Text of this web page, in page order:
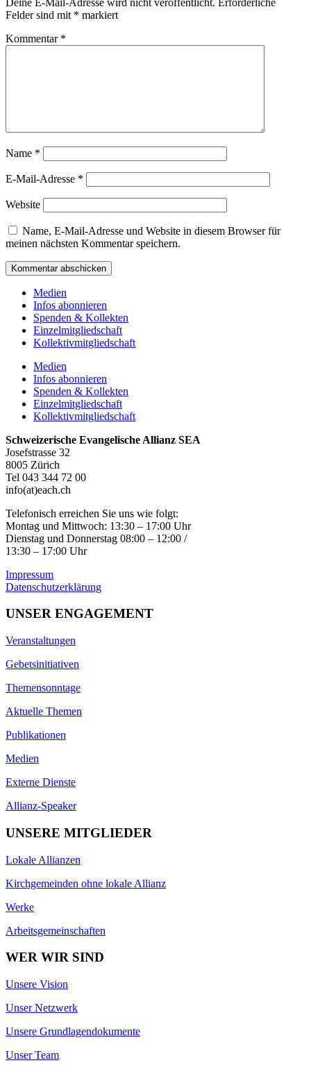
Felder sind mit * markiert
Kommentar *
Name *
E-Mail-Adresse *
Website
Name, E-Mail-Adresse und Website in diesem Browser für
meinen nächsten Kommentar speichern.
Medien
Infos abonnieren
Spenden & Kollekten
Einzelmitgliedschaft
Kollektivmitgliedschaft
Medien
Infos abonnieren
Spenden & Kollekten
Einzelmitgliedschaft
Kollektivmitgliedschaft
Schweizerische Evangelische Allianz SEA
Josefstrasse 32
8005 Zürich
Tel 043 344 72 00
info(at)each.ch
Telefonisch erreichen Sie uns wie folgt:
Montag und Mittwoch: 13:30 – 17:00 Uhr
Dienstag und Donnerstag 08:00 – 12:00 /
13:30 – 17:00 Uhr
Impressum
Datenschutzerklärung
UNSER ENGAGEMENT
Veranstaltungen
Gebetsinitiativen
Themensonntage
Aktuelle Themen
Publikationen
Medien
Externe Dienste
Allianz-Speaker
UNSERE MITGLIEDER
Lokale Allianzen
Kirchgemeinden ohne lokale Allianz
Werke
Arbeitsgemeinschaften
WER WIR SIND
Unsere Vision
Unser Netzwerk
Unsere Grundlagendokumente
Unser Team